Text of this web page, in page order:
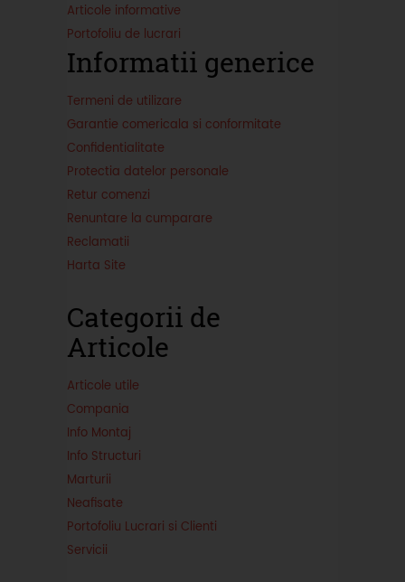
Articole informative
Portofoliu de lucrari
Informatii generice
Termeni de utilizare
Garantie comericala si conformitate
Confidentialitate
Protectia datelor personale
Retur comenzi
Renuntare la cumparare
Reclamatii
Harta Site
Categorii de
Articole
Articole utile
Compania
Info Montaj
Info Structuri
Marturii
Neafisate
Portofoliu Lucrari si Clienti
Servicii